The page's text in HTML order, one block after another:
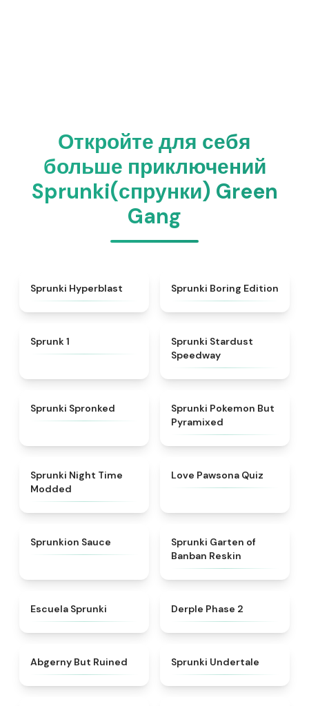
Откройте для себя
больше приключений
Sprunki(спрунки) Green
Gang
★
Sprunki Hyperblast ★4.5
Sprunki Boring Edition
Sprunk 1
Sprunki Stardust
Speedway
Sprunki Spronked ★ 4.4
Sprunki Pokemon But
Pyramixed
Sprunki Night Time
Modded
★
Love Pawsona Quiz
Sprunkion Sauce
Sprunki Garten of
Banban Reskin
Escuela Sprunki Derple Phase 2
4.6
Abgerny But Ruined Sprunki Undertale